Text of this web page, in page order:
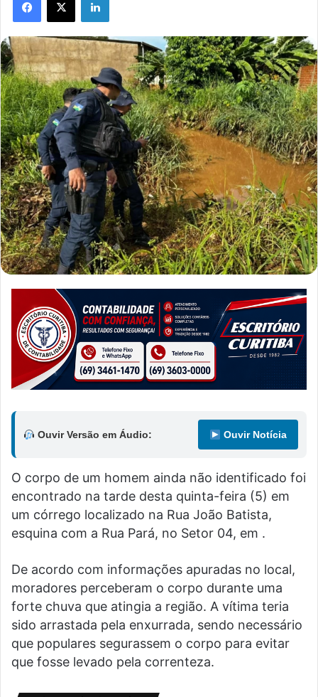
Ouvir Versão em Áudio: Ouvir Notícia
O corpo de um homem ainda não identificado foi
encontrado na tarde desta quinta-feira (5) em
um córrego localizado na Rua João Batista,
esquina com a Rua Pará, no Setor 04, em .
De acordo com informações apuradas no local,
moradores perceberam o corpo durante uma
forte chuva que atingia a região. A vítima teria
sido arrastada pela enxurrada, sendo necessário
que populares segurassem o corpo para evitar
que fosse levado pela correnteza.